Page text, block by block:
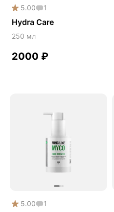
Акция
Антипаразит
Антистресс
Гормональный баланс
Деменция
Детокс
Дикий ямс
Для кожи
5.00 1
Hydra Care
250 мл
2000 ₽
5.00 1